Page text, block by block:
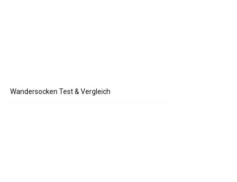
Wandersocken Test & Vergleich